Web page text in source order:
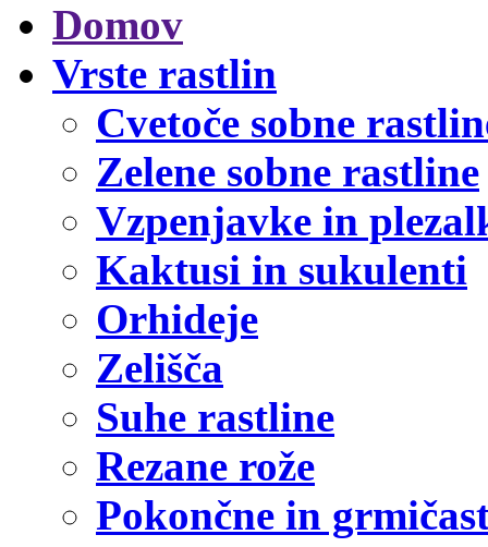
Domov
Vrste rastlin
Cvetoče sobne
Zelene sobne rastline
Vzpenjavke in
Kaktusi in sukulenti
Orhideje
Zelišča
Suhe rastline
Rezane rože
Pokončne in